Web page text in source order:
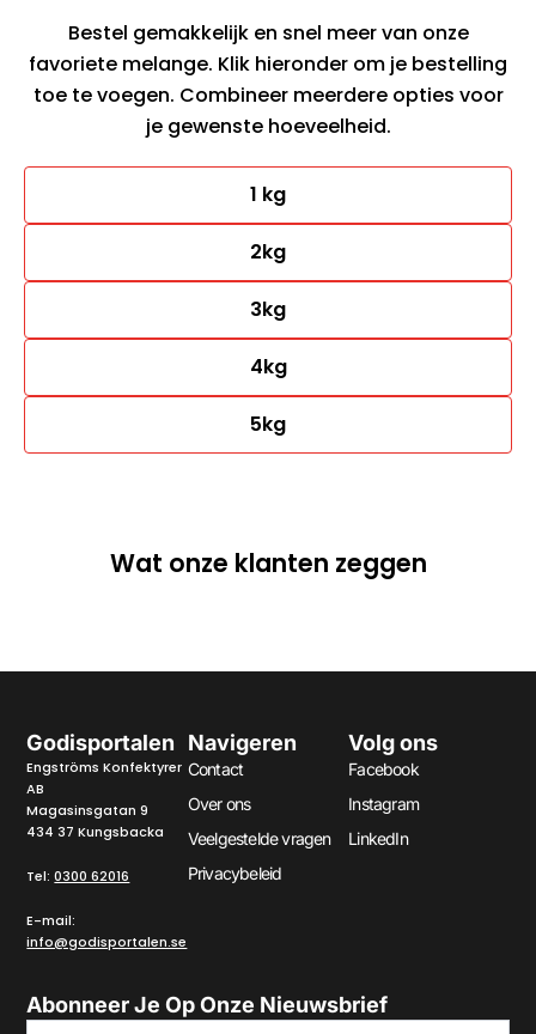
Bestel gemakkelijk en snel meer van onze
favoriete melange. Klik hieronder om je bestelling
toe te voegen. Combineer meerdere opties voor
je gewenste hoeveelheid.
1 kg
2kg
3kg
4kg
5kg
Wat onze klanten zeggen
Godisportalen
Engströms Konfektyrer
AB
Magasinsgatan 9
434 37 Kungsbacka
Tel:0300 62016
E-mail:
info@godisportalen.se
Navigeren
Contact
Over ons
Veelgestelde vragen
Privacybeleid
Volg ons
Facebook
Instagram
LinkedIn
Abonneer Je Op Onze Nieuwsbrief